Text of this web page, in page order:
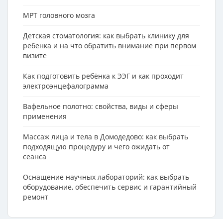
МРТ головного мозга
Детская стоматология: как выбрать клинику для
ребенка и на что обратить внимание при первом
визите
Как подготовить ребёнка к ЭЭГ и как проходит
электроэнцефалограмма
Вафельное полотно: свойства, виды и сферы
применения
Массаж лица и тела в Домодедово: как выбрать
подходящую процедуру и чего ожидать от
сеанса
Оснащение научных лабораторий: как выбрать
оборудование, обеспечить сервис и гарантийный
ремонт